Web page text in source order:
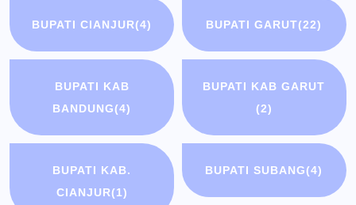
BUPATI CIANJUR(4) BUPATI GARUT(22)
BUPATI KAB
BANDUNG(4)
BUPATI KAB GARUT
(2)
BUPATI KAB.
CIANJUR(1)
BUPATI SUBANG(4)